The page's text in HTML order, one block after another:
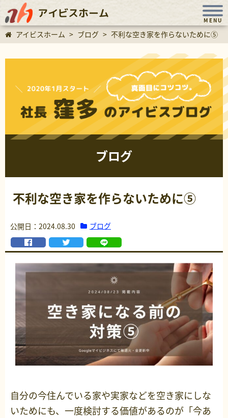
アイビスホーム
MENU
アイビスホーム > ブログ > 不利な空き家を作らないために⑤
ブログ
不利な空き家を作らないために⑤
公開日：2024.08.30 ブログ
自分の今住んでいる家や実家などを空き家にしな
いためにも、一度検討する価値があるのが「今あ